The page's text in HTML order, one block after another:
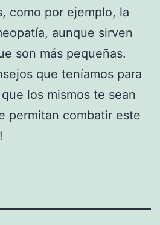
como por ejemplo, la
aunque sirven
son más pequeñas.
que teníamos para
los mismos te sean
permitan combatir este